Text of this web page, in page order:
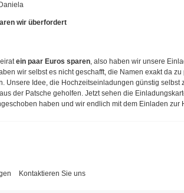
wir überfordert
ein paar Euros sparen, also haben wir unsere
wir selbst es nicht geschafft, die Namen exakt da
Unsere Idee, die Hochzeitseinladungen günstig
der Patsche geholfen. Jetzt sehen die
haben und wir endlich mit dem Einladen zur
Kontaktieren Sie uns